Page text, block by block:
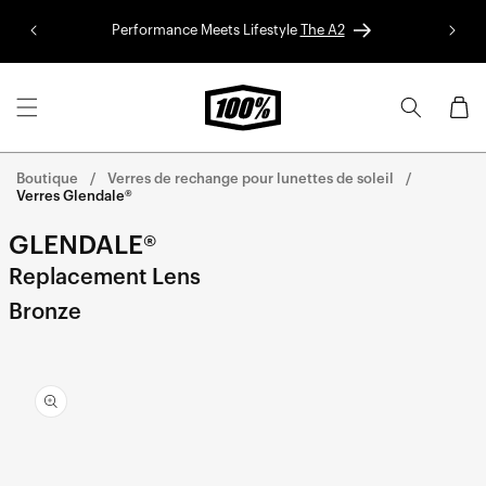
contenu
Performance Meets Lifestyle The A2
Panier
Boutique
Verres de rechange pour lunettes de soleil
Verres Glendale®
GLENDALE®
Replacement Lens
Bronze
informations
sur le